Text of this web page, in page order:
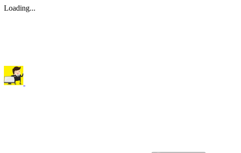
Loading...